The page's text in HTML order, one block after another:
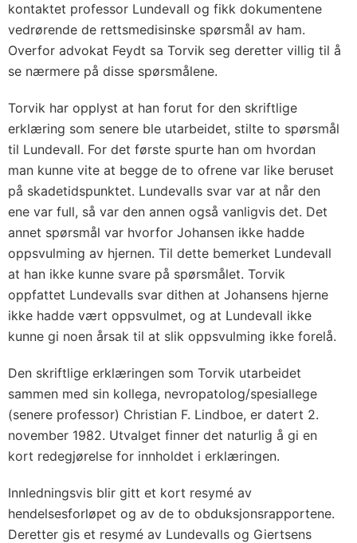
kontaktet professor Lundevall og fikk dokumentene
vedrørende de rettsmedisinske spørsmål av ham.
Overfor advokat Feydt sa Torvik seg deretter villig til å
se nærmere på disse spørsmålene.
Torvik har opplyst at han forut for den skriftlige
erklæring som senere ble utarbeidet, stilte to spørsmål
til Lundevall. For det første spurte han om hvordan
man kunne vite at begge de to ofrene var like beruset
på skadetidspunktet. Lundevalls svar var at når den
ene var full, så var den annen også vanligvis det. Det
annet spørsmål var hvorfor Johansen ikke hadde
oppsvulming av hjernen. Til dette bemerket Lundevall
at han ikke kunne svare på spørsmålet. Torvik
oppfattet Lundevalls svar dithen at Johansens hjerne
ikke hadde vært oppsvulmet, og at Lundevall ikke
kunne gi noen årsak til at slik oppsvulming ikke forelå.
Den skriftlige erklæringen som Torvik utarbeidet
sammen med sin kollega, nevropatolog/spesiallege
(senere professor) Christian F. Lindboe, er datert 2.
november 1982. Utvalget finner det naturlig å gi en
kort redegjørelse for innholdet i erklæringen.
Innledningsvis blir gitt et kort resymé av
hendelsesforløpet og av de to obduksjonsrapportene.
Deretter gis et resymé av Lundevalls og Giertsens